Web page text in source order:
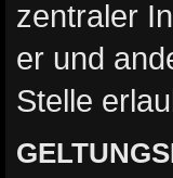
zentraler
er und
Stelle